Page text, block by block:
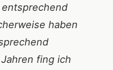
haben
fing ich